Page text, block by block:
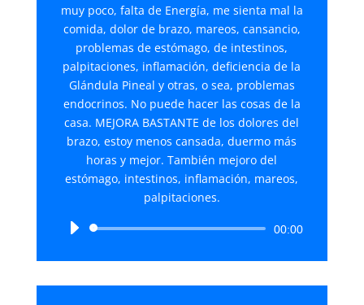
muy poco, falta de Energía, me sienta mal la
comida, dolor de brazo, mareos, cansancio,
problemas de estómago, de intestinos,
palpitaciones, inflamación, deficiencia de la
Glándula Pineal y otras, o sea, problemas
endocrinos. No puede hacer las cosas de la
casa. MEJORA BASTANTE de los dolores del
brazo, estoy menos cansada, duermo más
horas y mejor. También mejoro del
estómago, intestinos, inflamación, mareos,
palpitaciones.
Reproductor
audio
00:00